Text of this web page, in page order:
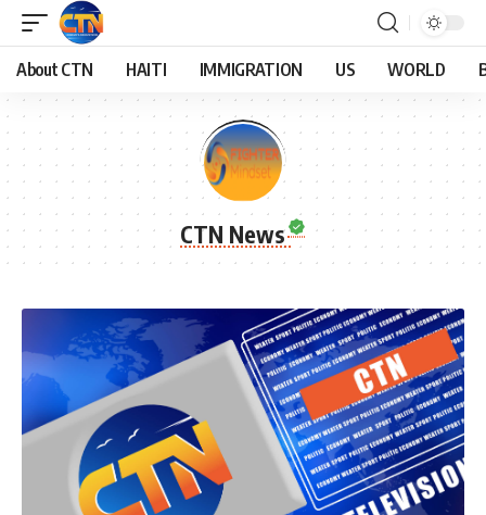
About CTN HAITI IMMIGRATION US WORLD
CTN News